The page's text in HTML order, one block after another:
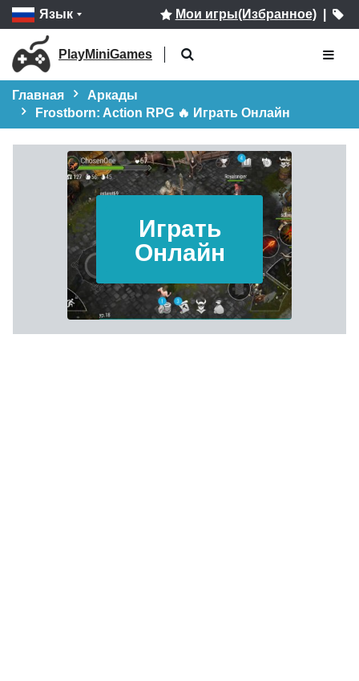
Язык Мои игры(Избранное)|
PlayMiniGames
Главная
Аркады
Frostborn: Action RPG 🔥 Играть Онлайн
Играть
Онлайн